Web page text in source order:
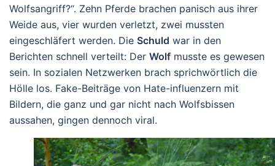
Wolfsangriff?“. Zehn Pferde brachen panisch aus ihrer
Weide aus, vier wurden verletzt, zwei mussten
eingeschläfert werden. Die Schuld war in den
Berichten schnell verteilt: Der Wolf musste es gewesen
sein. In sozialen Netzwerken brach sprichwörtlich die
Hölle los. Fake-Beiträge von Hate-influenzern mit
Bildern, die ganz und gar nicht nach Wolfsbissen
aussahen, gingen dennoch viral.